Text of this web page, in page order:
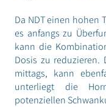
Da NDT einen hohen
es anfangs zu
kann die
Dosis zu reduzieren.
mittags, kann
unterliegt die
potenziellen